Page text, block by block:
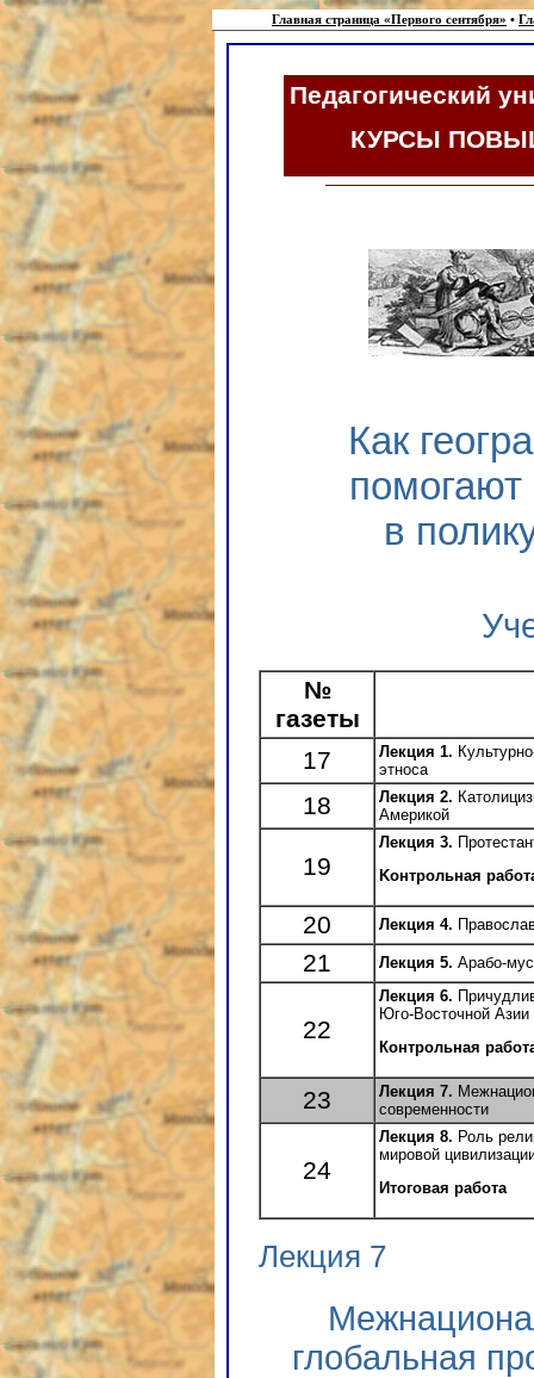
Главная страница «Первого сентября» •
Педагогический
КУРСЫ
Как
помогают
в
№
газеты
17
Лекция 1.
этноса
18 Лекция 2.
Америкой
19
Лекция 3.
Kонтрольная
20 Лекция 4.
21 Лекция 5. Арабо-
22
Лекция 6.
Юго-Восточной Азии
Контрольная
23 Лекция 7.
современности
24
Лекция 8. Роль
мировой
Итоговая работа
Лекция 7
глобальная